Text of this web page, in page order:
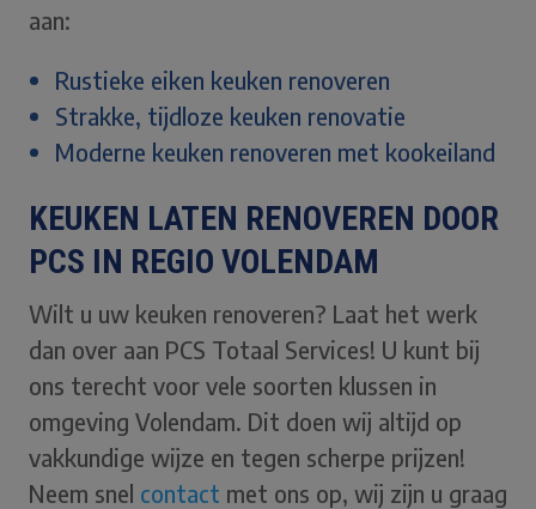
aan:
Rustieke eiken keuken renoveren
Strakke, tijdloze keuken renovatie
Moderne keuken renoveren met kookeiland
KEUKEN LATEN RENOVEREN DOOR
PCS IN REGIO VOLENDAM
Wilt u uw keuken renoveren? Laat het werk
dan over aan PCS Totaal Services! U kunt bij
ons terecht voor vele soorten klussen in
omgeving Volendam. Dit doen wij altijd op
vakkundige wijze en tegen scherpe prijzen!
Neem snel contact met ons op, wij zijn u graag